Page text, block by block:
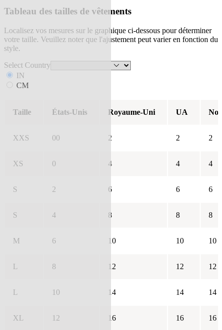
Tableau des tailles de vêtements
Localisez vos mesures sur le graphique ci-dessous pour déterminer
votre taille. Veuillez noter que l'ajustement peut varier en fonction du
style.
Select Country
IN
CM
Taille États-Unis Royaume-Uni UA
XXS 00 2 2 2
XS 0 4 4 4
S 2 6 6 6
S 4 8 8 8
M 6 10 10 10
L 8 12 12 12
L 10 14 14 14
XL 12 16 16 16